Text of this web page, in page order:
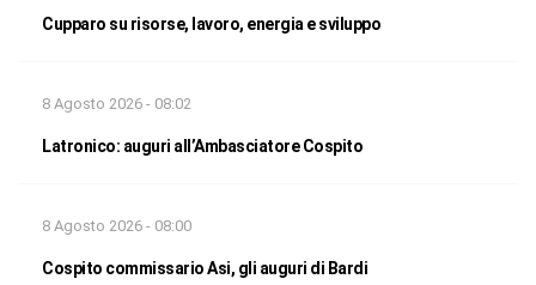
Cupparo su risorse, lavoro, energia e sviluppo
8 Agosto 2026 - 08:02
Latronico: auguri all’Ambasciatore Cospito
8 Agosto 2026 - 08:00
Cospito commissario Asi, gli auguri di Bardi